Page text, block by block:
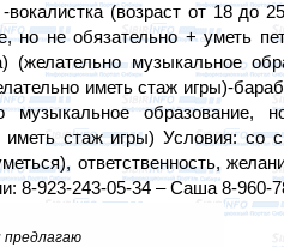
вокалистка (возраст от 18 до
но не обязательно + уметь
(желательно музыкальное
иметь стаж игры)-
музыкальное образование,
иметь стаж игры) Условия: со
ответственность,
8-923-243-05-34 – Саша 8-960-
предлагаю